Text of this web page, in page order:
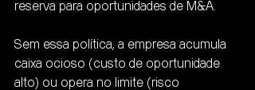
reserva para oportunidades de M&A.
Sem essa política, a empresa acumula
caixa ocioso (custo de oportunidade
alto) ou opera no limite (risco